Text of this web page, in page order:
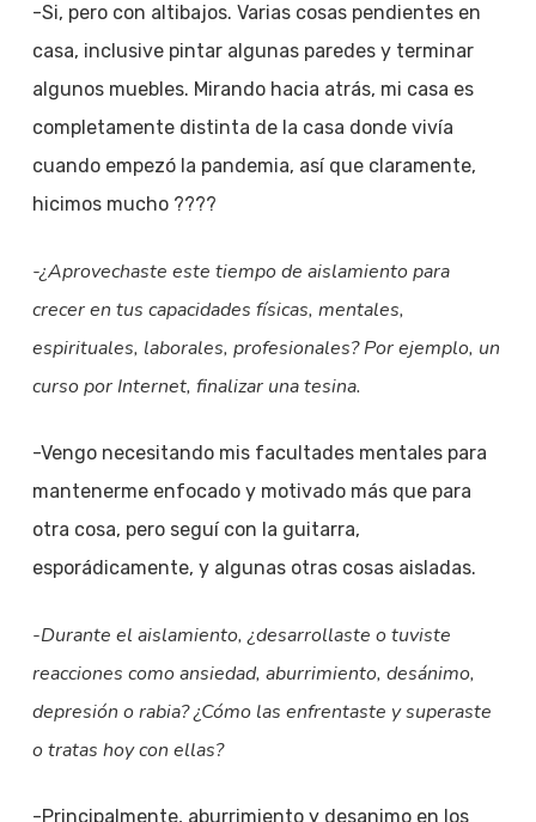
-Si, pero con altibajos. Varias cosas pendientes en
casa, inclusive pintar algunas paredes y terminar
algunos muebles. Mirando hacia atrás, mi casa es
completamente distinta de la casa donde vivía
cuando empezó la pandemia, así que claramente,
hicimos mucho ????
-¿Aprovechaste este tiempo de aislamiento para
crecer en tus capacidades físicas, mentales,
espirituales, laborales, profesionales? Por ejemplo, un
curso por Internet, finalizar una tesina.
-Vengo necesitando mis facultades mentales para
mantenerme enfocado y motivado más que para
otra cosa, pero seguí con la guitarra,
esporádicamente, y algunas otras cosas aisladas.
-Durante el aislamiento, ¿desarrollaste o tuviste
reacciones como ansiedad, aburrimiento, desánimo,
depresión o rabia? ¿Cómo las enfrentaste y superaste
o tratas hoy con ellas?
-Principalmente, aburrimiento y desanimo en los